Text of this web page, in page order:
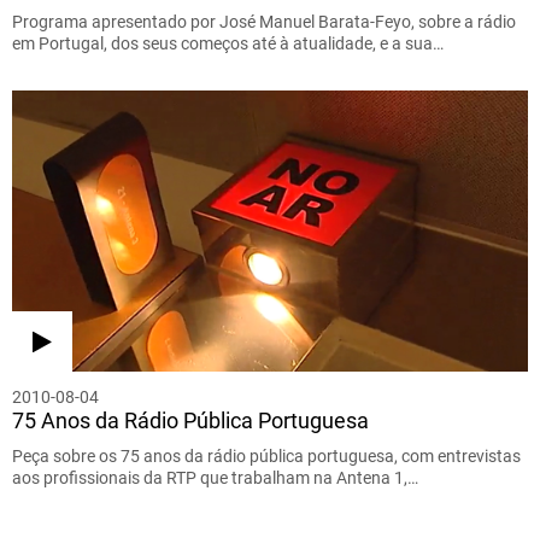
Programa apresentado por José Manuel Barata-Feyo, sobre a rádio
em Portugal, dos seus começos até à atualidade, e a sua…
2010-08-04
75 Anos da Rádio Pública Portuguesa
Peça sobre os 75 anos da rádio pública portuguesa, com entrevistas
aos profissionais da RTP que trabalham na Antena 1,…